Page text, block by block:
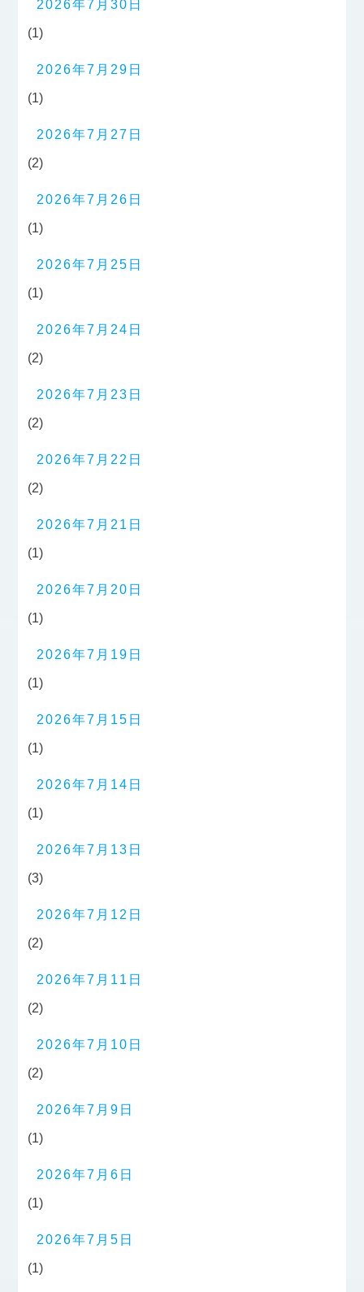
2026年7月30日
(1)
2026年7月29日
(1)
2026年7月27日
(2)
2026年7月26日
(1)
2026年7月25日
(1)
2026年7月24日
(2)
2026年7月23日
(2)
2026年7月22日
(2)
2026年7月21日
(1)
2026年7月20日
(1)
2026年7月19日
(1)
2026年7月15日
(1)
2026年7月14日
(1)
2026年7月13日
(3)
2026年7月12日
(2)
2026年7月11日
(2)
2026年7月10日
(2)
2026年7月9日
(1)
2026年7月6日
(1)
2026年7月5日
(1)